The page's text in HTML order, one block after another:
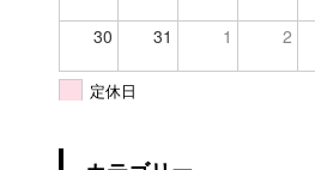
30 31 1 2
定休日